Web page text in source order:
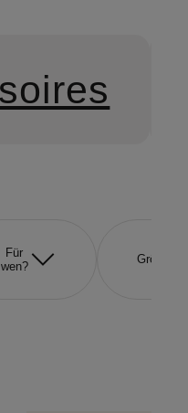
Für
wen?
Größe